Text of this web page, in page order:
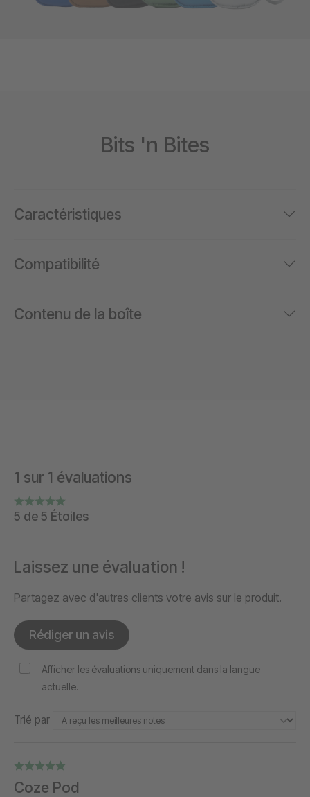
Bits 'n Bites
Caractéristiques
Compatibilité
Contenu de la boîte
1 sur 1 évaluations
5 de 5 Étoiles
Laissez une évaluation !
Partagez avec d'autres clients votre avis sur le produit.
Rédiger un avis
Afficher les évaluations uniquement dans la langue
actuelle.
Trié par
Coze Pod